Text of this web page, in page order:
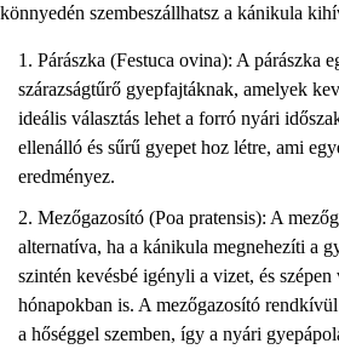
könnyedén szembeszállhatsz a kánikula
Párászka (Festuca ovina): A párászka
szárazságtűrő gyepfajtáknak, amelyek
ideális választás lehet a forró nyári
ellenálló és sűrű gyepet hoz létre, ami
eredményez.
Mezőgazosító (Poa pratensis): A
alternatíva, ha a kánikula megnehezíti a
szintén kevésbé igényli a vizet, és
hónapokban is. A mezőgazosító
a hőséggel szemben, így a nyári